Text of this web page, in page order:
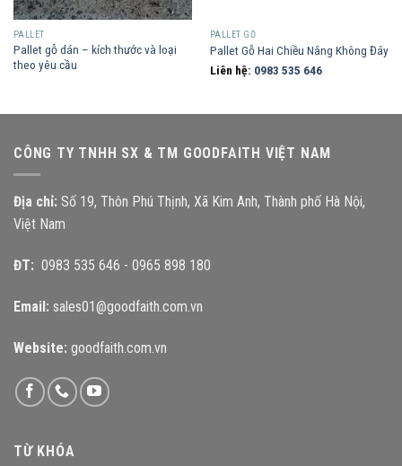
PALLET
Pallet gỗ dán – kích thước và loại
theo yêu cầu
PALLET GỖ
Pallet Gỗ Hai Chiều Nâng Không Đáy
Liên hệ: 0983 535 646
CÔNG TY TNHH SX & TM GOODFAITH VIỆT NAM
Địa chỉ: Số 19, Thôn Phú Thịnh, Xã Kim Anh, Thành phố Hà Nội,
Việt Nam
ĐT: 0983 535 646 - 0965 898 180
Email: sales01@goodfaith.com.vn
Website: goodfaith.com.vn
TỪ KHÓA